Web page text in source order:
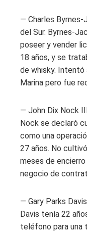
— Charles Byrnes-
del Sur. Byrnes-
poseer y vender
18 años, y se
de whisky.
Marina pero fue
— John Dix Nock
Nock se declaró
como una
27 años. No
meses de
negocio de
— Gary Parks
Davis tenía 22
teléfono para una